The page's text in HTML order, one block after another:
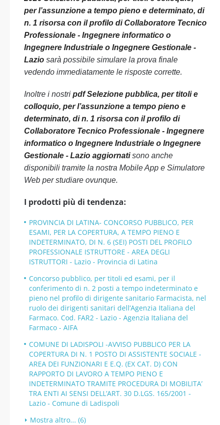
per l’assunzione a tempo pieno e determinato, di
n. 1 risorsa con il profilo di Collaboratore Tecnico
Professionale - Ingegnere informatico o
Ingegnere Industriale o Ingegnere Gestionale -
Lazio sarà possibile simulare la prova finale
vedendo immediatamente le risposte corrette.
Inoltre i nostri pdf Selezione pubblica, per titoli e
colloquio, per l’assunzione a tempo pieno e
determinato, di n. 1 risorsa con il profilo di
Collaboratore Tecnico Professionale - Ingegnere
informatico o Ingegnere Industriale o Ingegnere
Gestionale - Lazio aggiornatisono anche
disponibili tramite la nostra Mobile App e Simulatore
Web per studiare ovunque.
I prodotti più di tendenza:
PROVINCIA DI LATINA- CONCORSO PUBBLICO, PER
ESAMI, PER LA COPERTURA, A TEMPO PIENO E
INDETERMINATO, DI N. 6 (SEI) POSTI DEL PROFILO
PROFESSIONALE ISTRUTTORE - AREA DEGLI
ISTRUTTORI - Lazio - Provincia di Latina
Concorso pubblico, per titoli ed esami, per il
conferimento di n. 2 posti a tempo indeterminato e
pieno nel profilo di dirigente sanitario Farmacista, nel
ruolo dei dirigenti sanitari dell’Agenzia Italiana del
Farmaco. Cod. FAR2 - Lazio - Agenzia Italiana del
Farmaco - AIFA
COMUNE DI LADISPOLI -AVVISO PUBBLICO PER LA
COPERTURA DI N. 1 POSTO DI ASSISTENTE SOCIALE -
AREA DEI FUNZIONARI E E.Q. (EX CAT. D) CON
RAPPORTO DI LAVORO A TEMPO PIENO E
INDETERMINATO TRAMITE PROCEDURA DI MOBILITA’
TRA ENTI AI SENSI DELL’ART. 30 D.LGS. 165/2001 -
Lazio - Comune di Ladispoli
Mostra altro... (6)